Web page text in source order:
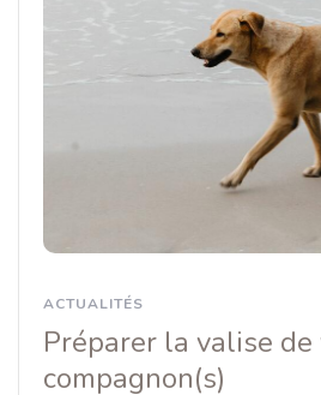
ACTUALITÉS
Préparer la valise de
compagnon(s)